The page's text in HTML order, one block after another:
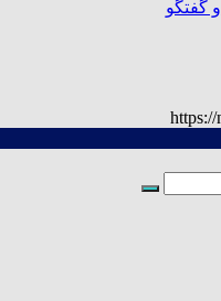
گفتگو
https://